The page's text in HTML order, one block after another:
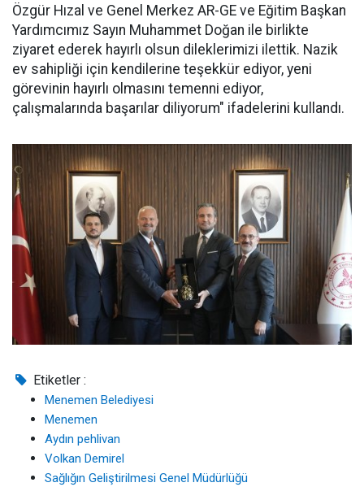
Özgür Hızal ve Genel Merkez AR-GE ve Eğitim Başkan
Yardımcımız Sayın Muhammet Doğan ile birlikte
ziyaret ederek hayırlı olsun dileklerimizi ilettik. Nazik
ev sahipliği için kendilerine teşekkür ediyor, yeni
görevinin hayırlı olmasını temenni ediyor,
çalışmalarında başarılar diliyorum" ifadelerini kullandı.
Etiketler :
Menemen Belediyesi
Menemen
Aydın pehlivan
Volkan Demirel
Sağlığın Geliştirilmesi Genel Müdürlüğü